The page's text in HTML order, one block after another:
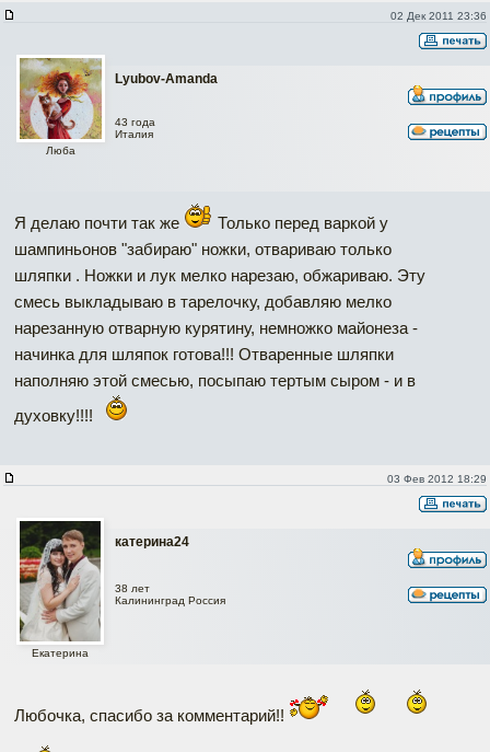
02 Дек 2011 23:36
Lyubov-Amanda
Люба
43 года
Италия
Я делаю почти так же
Только перед варкой у
шампиньонов "забираю" ножки, отвариваю только
шляпки . Ножки и лук мелко нарезаю, обжариваю. Эту
смесь выкладываю в тарелочку, добавляю мелко
нарезанную отварную курятину, немножко майонеза -
начинка для шляпок готова!!! Отваренные шляпки
наполняю этой смесью, посыпаю тертым сыром - и в
духовку!!!!
03 Фев 2012 18:29
катерина24
Екатерина
38 лет
Калининград Россия
Любочка, спасибо за комментарий!!